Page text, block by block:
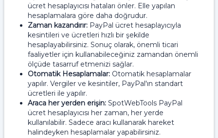
ücret hesaplayıcısı hataları önler. Elle yapılan
hesaplamalara göre daha doğrudur.
Zaman kazandırır: PayPal ücret hesaplayıcıyla
kesintileri ve ücretleri hızlı bir şekilde
hesaplayabilirsiniz. Sonuç olarak, önemli ticari
faaliyetler için kullanabileceğiniz zamandan önemli
ölçüde tasarruf etmenizi sağlar.
Otomatik Hesaplamalar: Otomatik hesaplamalar
yapılır. Vergiler ve kesintiler, PayPal'ın standart
ücretleri ile yapılır.
Araca her yerden erişin: SpotWebTools PayPal
ücret hesaplayıcısı her zaman, her yerde
kullanılabilir. Sadece aracı kullanarak hareket
halindeyken hesaplamalar yapabilirsiniz.